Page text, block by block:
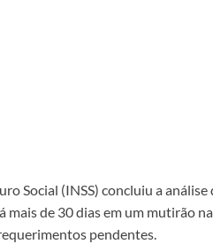
Social (INSS) concluiu a
mais de 30 dias em um mutirão
pendentes.